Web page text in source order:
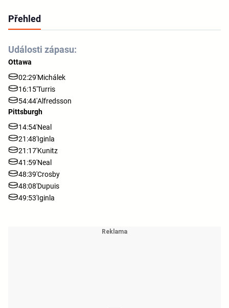
Přehled
Události zápasu:
Ottawa
02:29'Michálek
16:15'Turris
54:44'Alfredsson
Pittsburgh
14:54'Neal
21:48'Iginla
21:17'Kunitz
41:59'Neal
48:39'Crosby
48:08'Dupuis
49:53'Iginla